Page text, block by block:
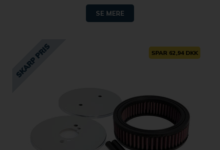
SE MERE
SPAR 62,94 DKK